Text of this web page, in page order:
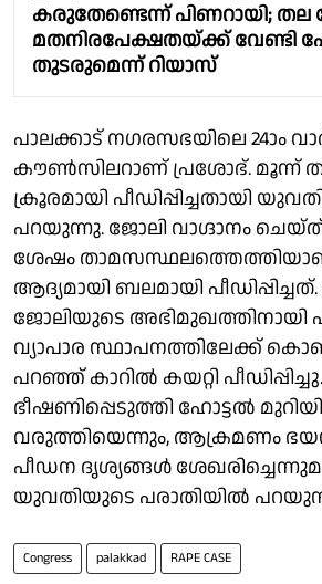
കരുതേണ്ടെന്ന് പിണറായി;
മതനിരപേക്ഷതയ്ക്ക് വേണ്ടി
തുടരുമെന്ന് റിയാസ്
പാലക്കാട് നഗരസഭയിലെ 24ാം
കൗൺസിലറാണ് പ്രശോഭ്. മൂന്ന്
ക്രൂരമായി പീഡിപ്പിച്ചതായി
പറയുന്നു. ജോലി വാഗ്ദാനം ചെയ്ത്
ശേഷം
ആദ്യമായി ബലമായി പീഡിപ്പിച്ചത്.
ജോലിയുടെ അഭിമുഖത്തിനായി
വ്യാപാര സ്ഥാപനത്തിലേക്ക്
പറഞ്ഞ് കാറിൽ കയറ്റി
ഭീഷണിപ്പെടുത്തി ഹോട്ടൽ
വരുത്തിയെന്നും, ആക്രമണം
പീഡന ദൃശ്യങ്ങൾ
യുവതിയുടെ പരാതിയിൽ
Congress palakkad RAPE CASE